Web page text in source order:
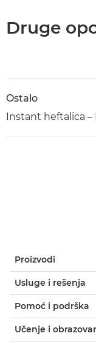
Druge
Ostalo
Instant heftalica –
Proizvodi
Usluge i rešenja
Pomoć i podrška
Učenje i